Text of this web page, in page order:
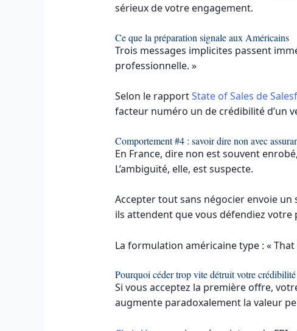
sérieux de votre engagement.
Ce que la préparation signale aux Américains
Trois messages implicites passent
professionnelle. »
Selon le rapportState of Sales de
facteur numéro un de crédibilité d’un
Comportement #4 : savoir dire non avec
En France, dire non est souvent
L’ambiguïté, elle, est suspecte.
Accepter tout sans négocier envoie un
ils attendent que vous défendiez votre
La formulation américaine type : «
Pourquoi céder trop vite détruit votre crédibilité
Si vous acceptez la première offre,
augmente paradoxalement la valeur